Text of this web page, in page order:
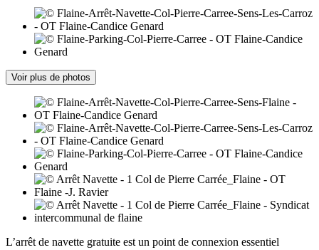
Voir plus de photos
L’arrêt de navette gratuite est un point de connexion essentiel